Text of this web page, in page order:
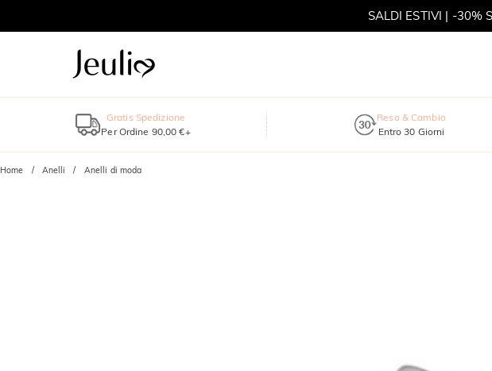
SALDI ESTIVI | -30%
Gratis Spedizione
Per Ordine 90,00 €+
Reso & Cambio
Entro 30 Giorni
Home Anelli Anelli di moda